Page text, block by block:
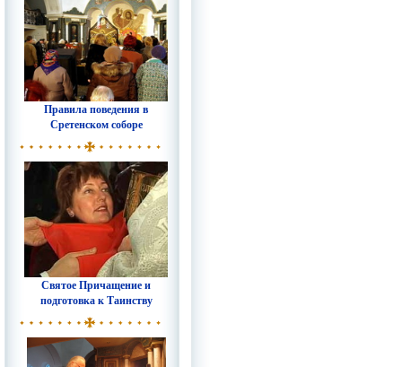
Правила поведения в
Сретенском соборе
Святое Причащение и
подготовка к Таинству